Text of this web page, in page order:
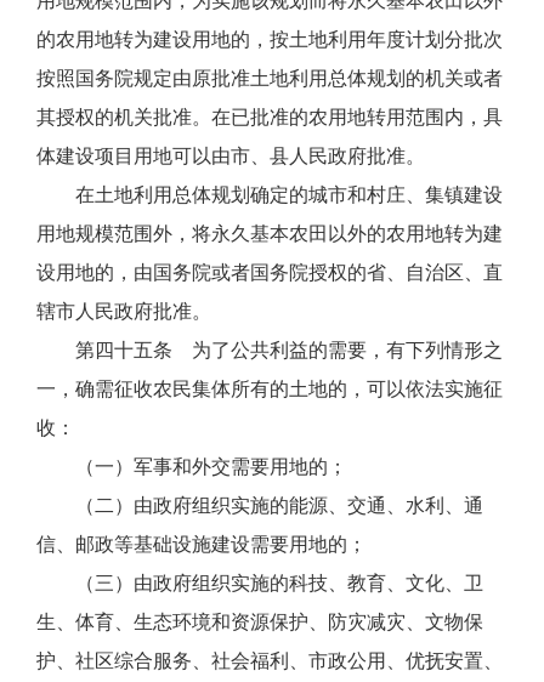
的农用地转为建设用地的，按土地利用年度计划分批次
按照国务院规定由原批准土地利用总体规划的机关或者
其授权的机关批准。在已批准的农用地转用范围内，具
体建设项目用地可以由市、县人民政府批准。
在土地利用总体规划确定的城市和村庄、集镇建设
用地规模范围外，将永久基本农田以外的农用地转为建
设用地的，由国务院或者国务院授权的省、自治区、直
辖市人民政府批准。
第四十五条 为了公共利益的需要，有下列情形之
一，确需征收农民集体所有的土地的，可以依法实施征
收：
（一）军事和外交需要用地的；
（二）由政府组织实施的能源、交通、水利、通
信、邮政等基础设施建设需要用地的；
（三）由政府组织实施的科技、教育、文化、卫
生、体育、生态环境和资源保护、防灾减灾、文物保
护、社区综合服务、社会福利、市政公用、优抚安置、